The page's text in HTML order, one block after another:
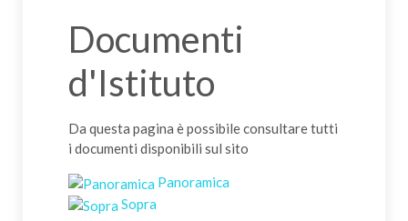
Documenti
d'Istituto
Da questa pagina è possibile consultare tutti
i documenti disponibili sul sito
Panoramica
Sopra